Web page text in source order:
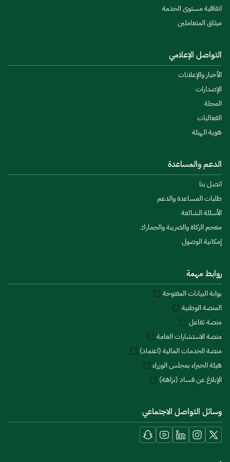
اتفاقية مستوى الخدمة
ميثاق المتعاملين
التواصل الإعلامي
الأخبار والإعلانات
الإصدارات
المجلة
الفعاليات
هوية الهيئة
الدعم والمساعدة
اتصل بنا
طلبات المساعدة والدعم
الأسئلة الشائعة
معجم الزكاة والضريبة والجمارك
إمكانية الوصول
روابط مهمة
بوابة البيانات المفتوحة
المنصة الوطنية
منصة تفاعل
منصة الاستشارات العامة
منصة الخدمات المالية (اعتماد)
هيئة الخبراء بمجلس الوزراء
الإبلاغ عن فساد (نزاهة)
وسائل التواصل الاجتماعي